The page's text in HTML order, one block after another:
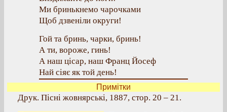
Ми бринькнемо чарочками
Щоб дзвеніли округи!
Гой та бринь, чарки, бринь!
А ти, вороже, гинь!
А наш цісар, наш Франц Йосеф
Най сіяє як той день!
Примітки
Друк. Пісні жовнярські, 1887, стор. 20 – 21.